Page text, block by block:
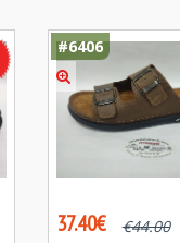
37.40€ €44.00
#6406